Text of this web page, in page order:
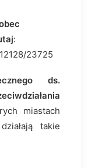
:
23725
ds.
miastach
takie